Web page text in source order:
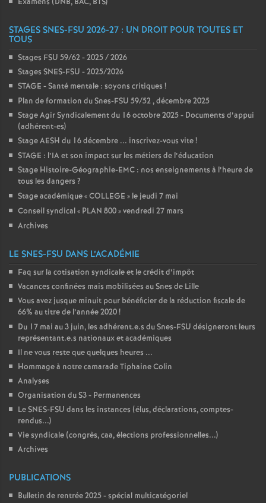
STAGES SNES-FSU 2026-27 : UN DROIT POUR TOUTES ET
TOUS
Stages FSU 59/62 - 2025 / 2026
Stages SNES-FSU - 2025/2026
STAGE - Santé mentale : soyons critiques !
Plan de formation du Snes-FSU 59/52 , décembre 2025
Stage Agir Syndicalement du 16 octobre 2025 - Documents d’appui
(adhérent-es)
Stage AESH du 16 décembre ... inscrivez-vous vite!
STAGE : l’IA et son impact sur les métiers de l’éducation
Stage Histoire-Géographie-EMC : nos enseignements à l’heure de
tous les dangers ?
Stage académique «COLLEGE » le jeudi 7 mai
Conseil syndical « PLAN 800» vendredi 27 mars
Archives
LE SNES-FSU DANS L’ACADÉMIE
Faq sur la cotisation syndicale et le crédit d’impôt
Vacances confinées mais mobilisées au Snes de Lille
Vous avez jusque minuit pour bénéficier de la réduction fiscale de
66% au titre de l’année 2020!
Du 17 mai au 3 juin, les adhérent.e.s du Snes-FSU désigneront leurs
représentant.e.s nationaux et académiques
Il ne vous reste que quelques heures ...
Hommage à notre camarade Tiphaine Colin
Analyses
Organisation du S3 - Permanences
Le SNES-FSU dans les instances (élus, déclarations, comptes-
rendus...)
Vie syndicale (congrès, caa, élections professionnelles...)
Archives
PUBLICATIONS
Bulletin de rentrée 2025 - spécial multicatégoriel